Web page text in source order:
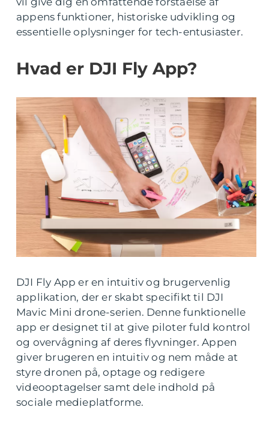
appens funktioner, historiske udvikling og
essentielle oplysninger for tech-entusiaster.
Hvad er DJI Fly App?
DJI Fly App er en intuitiv og brugervenlig
applikation, der er skabt specifikt til DJI
Mavic Mini drone-serien. Denne funktionelle
app er designet til at give piloter fuld kontrol
og overvågning af deres flyvninger. Appen
giver brugeren en intuitiv og nem måde at
styre dronen på, optage og redigere
videooptagelser samt dele indhold på
sociale medieplatforme.